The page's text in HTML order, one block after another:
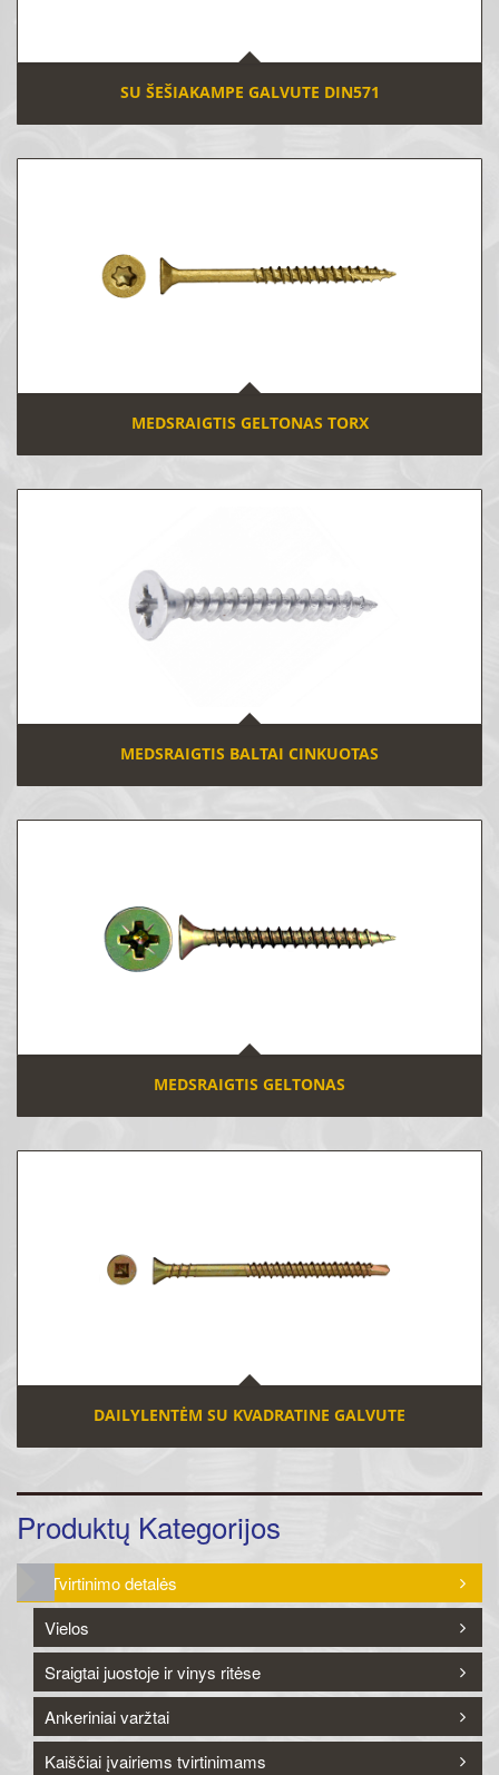
SU ŠEŠIAKAMPE GALVUTE DIN571
MEDSRAIGTIS GELTONAS TORX
MEDSRAIGTIS BALTAI CINKUOTAS
MEDSRAIGTIS GELTONAS
DAILYLENTĖM SU KVADRATINE GALVUTE
Produktų Kategorijos
Tvirtinimo detalės
Vielos
Sraigtai juostoje ir vinys ritėse
Ankeriniai varžtai
Kaiščiai įvairiems tvirtinimams